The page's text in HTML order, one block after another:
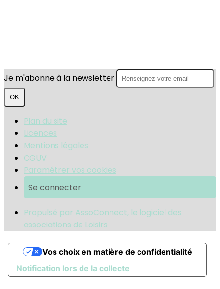
Je m'abonne à la newsletter
OK
Plan du site
Licences
Mentions légales
CGUV
Paramétrer vos cookies
Se connecter
Propulsé par AssoConnect, le logiciel des
associations de Loisirs
Notification lors de la collecte
Vos choix en matière de confidentialité